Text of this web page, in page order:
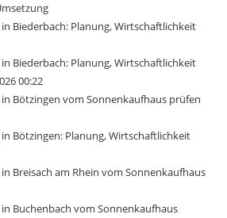
Biederbach: Planung, Wirtschaftlichkeit
Biederbach: Planung, Wirtschaftlichkeit
00:22
Bötzingen vom Sonnenkaufhaus prüfen
Bötzingen: Planung, Wirtschaftlichkeit
Breisach am Rhein vom Sonnenkaufhaus
Buchenbach vom Sonnenkaufhaus